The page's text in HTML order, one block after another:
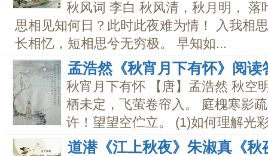
秋风词 李白 秋风清，秋月明， 落
思相见知何日？此时此夜难为情！ 入我相
长相忆，短相思兮无穷极。 早知如...
孟浩然《秋宵月下有怀》阅读
秋宵月下有怀 【唐】孟浩然 秋空
栖未定，飞萤卷帘入。 庭槐寒影
许！望望空伫立。 (1)如何理解光
道潜《江上秋夜》朱淑真《